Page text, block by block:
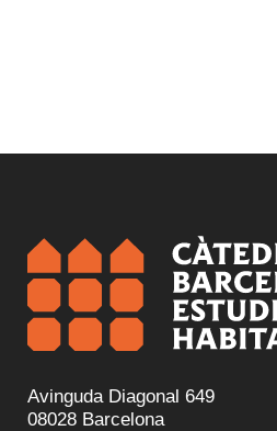
Avinguda Diagonal 649
08028 Barcelona